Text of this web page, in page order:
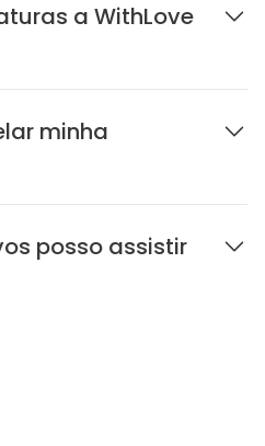
a WithLove
minha
posso assistir